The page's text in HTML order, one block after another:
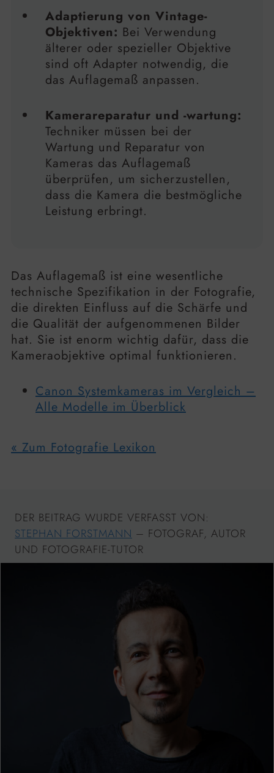
Adaptierung von Vintage-
Objektiven: Bei Verwendung
älterer oder spezieller Objektive
sind oft Adapter notwendig, die
das Auflagemaß anpassen.
Kamerareparatur und -wartung:
Techniker müssen bei der
Wartung und Reparatur von
Kameras das Auflagemaß
überprüfen, um sicherzustellen,
dass die Kamera die bestmögliche
Leistung erbringt.
Das Auflagemaß ist eine wesentliche
technische Spezifikation in der Fotografie,
die direkten Einfluss auf die Schärfe und
die Qualität der aufgenommenen Bilder
hat. Sie ist enorm wichtig dafür, dass die
Kameraobjektive optimal funktionieren.
Canon Systemkameras im Vergleich –
Alle Modelle im Überblick
« Zum Fotografie Lexikon
DER BEITRAG WURDE VERFASST VON:
STEPHAN FORSTMANN – FOTOGRAF, AUTOR
UND FOTOGRAFIE-TUTOR